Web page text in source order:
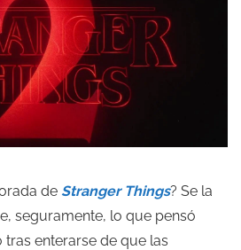
de Stranger Things? Se la
seguramente, lo que pensó
enterarse de que las